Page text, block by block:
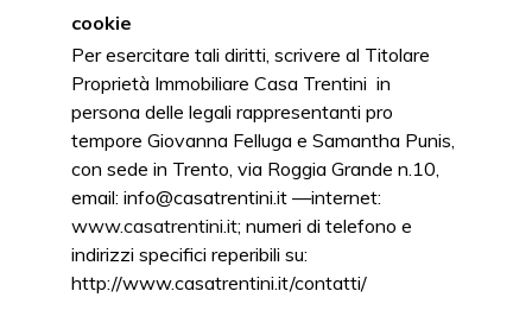
cookie
Per esercitare tali diritti, scrivere al Titolare
Proprietà Immobiliare Casa Trentini in
persona delle legali rappresentanti pro
tempore Giovanna Felluga e Samantha Punis,
con sede in Trento, via Roggia Grande n.10,
email: info@casatrentini.it —internet:
www.casatrentini.it; numeri di telefono e
indirizzi specifici reperibili su:
http://www.casatrentini.it/contatti/